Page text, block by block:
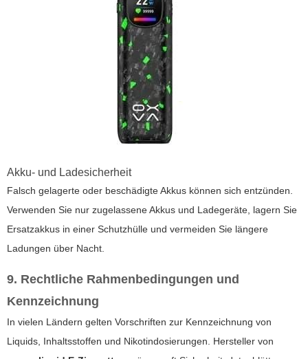
Akku- und Ladesicherheit
Falsch gelagerte oder beschädigte Akkus können sich entzünden.
Verwenden Sie nur zugelassene Akkus und Ladegeräte, lagern Sie
Ersatzakkus in einer Schutzhülle und vermeiden Sie längere
Ladungen über Nacht.
9. Rechtliche Rahmenbedingungen und
Kennzeichnung
In vielen Ländern gelten Vorschriften zur Kennzeichnung von
Liquids, Inhaltsstoffen und Nikotindosierungen. Hersteller von